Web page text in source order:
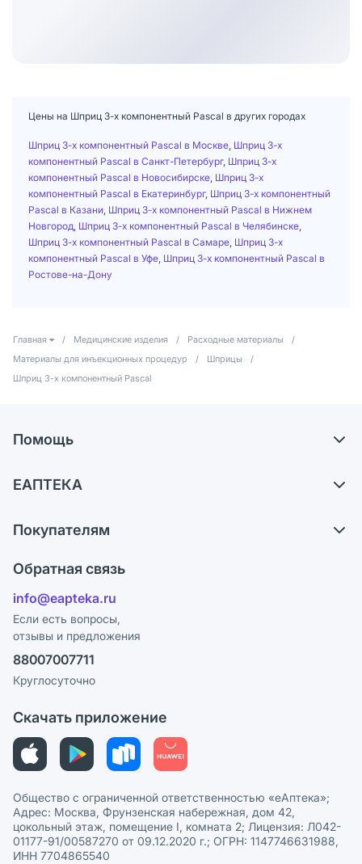
Цены на Шприц 3-х компонентный Pascal в других городах
Шприц 3-х компонентный Pascal в Москве Шприц 3-х
компонентный Pascal в Санкт-Петербург, Шприц 3-х
компонентный Pascal в Новосибирске Шприц 3-х
компонентный Pascal в Екатеринбург, Шприц 3-х компонентный
Pascal в Казани Шприц 3-х компонентный Pascal в Нижнем
Новгород Шприц 3-х компонентный Pascal в Челябинске
Шприц 3-х компонентный Pascal в Самаре Шприц 3-х
компонентный Pascal в Уфе Шприц 3-х компонентный Pascal в
Ростове-на-Дону
Главная / Медицинские изделия / Расходные материалы
/
Материалы для инъекционных процедур
/ Шприцы
/
Шприц 3-х компонентный Pascal
Помощь
Обмен и возврат
Блог
ЕАПТЕКА
Карьера
Поставщики
Лицензия
Реклама на сайте
Ваши товары на ЕАПТЕКЕ
Покупателям
Программа СберСпасибо
Политика конфиденциальности
Пользовательское соглашение
Политика рекомендаций
Этика и соответствие
Политика в отношении обработки персональных данных
Обратная связь
info@eapteka.ru
Если есть вопросы,
отзывы и предложения
88007007711
Круглосуточно
Скачать приложение
Общество с ограниченной ответственностью «еАптека»;
Адрес: Москва, Фрунзенская набережная, дом 42,
цокольный этаж, помещение I, комната 2; Лицензия: Л042-
01177-91/00587270 от 09.12.2020 г.; ОГРН: 1147746631988,
ИНН 7704865540